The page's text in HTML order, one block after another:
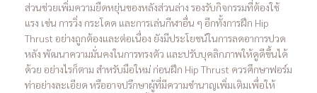
ส่วนช่วยเพิ่มความยืดหยุ่นของหลังส่วนล่าง รองรับกิจกรรมที่ต้องใช้
แรง เช่น การวิ่ง กระโดด และการเล่นกีฬาอื่น ๆ อีกทั้งการฝึก Hip
Thrust อย่างถูกต้องและต่อเนื่อง ยังมีประโยชน์ในการลดอาการปวด
หลัง พัฒนาความมั่นคงในการทรงตัว และปรับบุคลิกภาพให้ดูดีขึ้นได้
ด้วย อย่างไรก็ตาม สำหรับมือใหม่ ก่อนฝึก Hip Thrust ควรศึกษาฟอร์ม
ท่าอย่างละเอียด หรืออาจปรึกษาผู้ที่มีความชำนาญเพิ่มเติมเพื่อให้